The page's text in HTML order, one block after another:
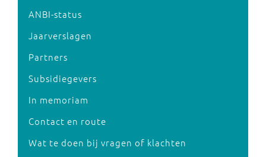
ANBI-status
Jaarverslagen
Partners
Subsidiegevers
In memoriam
Contact en route
Wat te doen bij vragen of klachten